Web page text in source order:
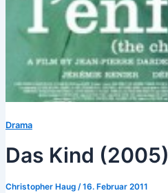
Drama
Das Kind (2005)
Christopher Haug /16. Februar 2011